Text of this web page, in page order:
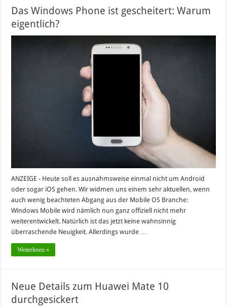
Das Windows Phone ist gescheitert: Warum
eigentlich?
ANZEIGE - Heute soll es ausnahmsweise einmal nicht um Android
oder sogar iOS gehen. Wir widmen uns einem sehr aktuellen, wenn
auch wenig beachteten Abgang aus der Mobile OS Branche:
Windows Mobile wird nämlich nun ganz offiziell nicht mehr
weiterentwickelt. Natürlich ist das jetzt keine wahnsinnig
überraschende Neuigkeit. Allerdings wurde …
Weiterlesen »
Neue Details zum Huawei Mate 10
durchgesickert